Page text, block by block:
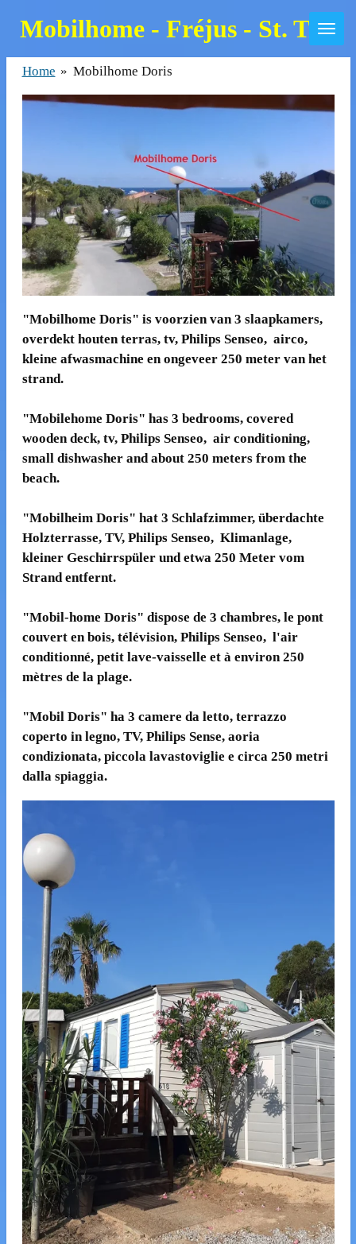
Zum
Hauptinhalt
springen
Mobilhome - Fréjus - St.
Home » Mobilhome Doris
"Mobilhome Doris" is voorzien van 3 slaapkamers,
overdekt houten terras, tv, Philips Senseo, airco,
kleine afwasmachine en ongeveer 250 meter van het
strand.
"Mobilehome Doris" has 3 bedrooms, covered
wooden deck, tv, Philips Senseo, air conditioning,
small dishwasher and about 250 meters from the
beach.
"Mobilheim Doris" hat 3 Schlafzimmer, überdachte
Holzterrasse, TV, Philips Senseo, Klimanlage,
kleiner Geschirrspüler und etwa 250 Meter vom
Strand entfernt.
"Mobil-home Doris" dispose de 3 chambres, le pont
couvert en bois, télévision, Philips Senseo, l'air
conditionné, petit lave-vaisselle et à environ 250
mètres de la plage.
"Mobil Doris" ha 3 camere da letto, terrazzo
coperto in legno, TV, Philips Sense, aoria
condizionata, piccola lavastoviglie e circa 250 metri
dalla spiaggia.